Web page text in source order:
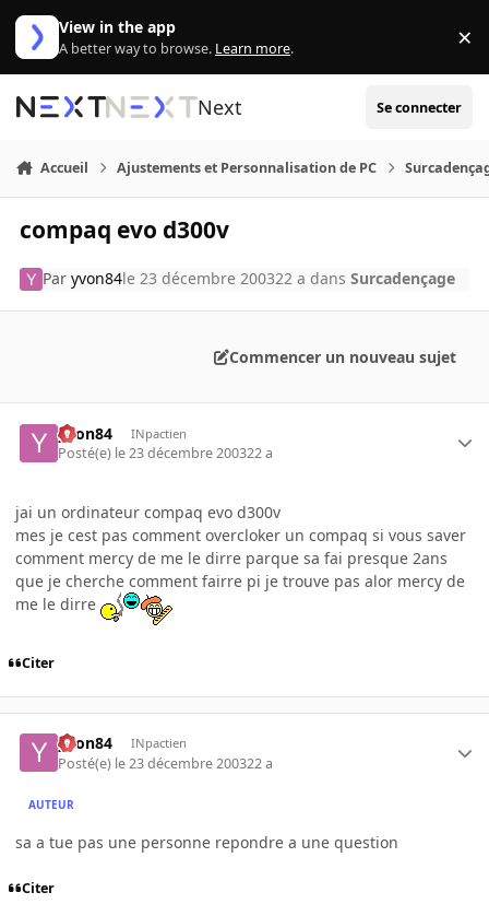
Aller au contenu
View in the app
A better way to browse. Learn more. ×
Next Se connecter
Accueil Ajustements et Personnalisation de PC
compaq evo d300v
Paryvon84le 23 décembre 200322 a dansSurcadençage
Commencer un nouveau sujet
yvon84 INpactien
Posté(e) le 23 décembre 200322 a
jai un ordinateur compaq evo d300v
mes je cest pas comment overcloker un compaq si vous saver
comment mercy de me le dirre parque sa fai presque 2ans
que je cherche comment fairre pi je trouve pas alor mercy de
me le dirre
Citer
yvon84 INpactien
Posté(e) le 23 décembre 200322 a
AUTEUR
sa a tue pas une personne repondre a une question
Citer